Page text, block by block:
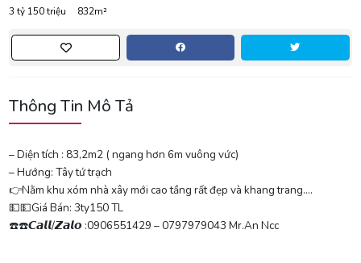
3 tỷ 150 triệu 832m²
Thông Tin Mô Tả
– Diện tích : 83,2m2 ( ngang hơn 6m vuông vức)
– Hướng: Tây tứ trạch
👉Nằm khu xóm nhà xây mới cao tầng rất đẹp và khang trang….
💵💵Giá Bán: 3ty150 TL
☎️☎️𝘾𝙖𝙡𝙡/𝙕𝙖𝙡𝙤 :0906551429 – 0797979043 Mr.An Ncc